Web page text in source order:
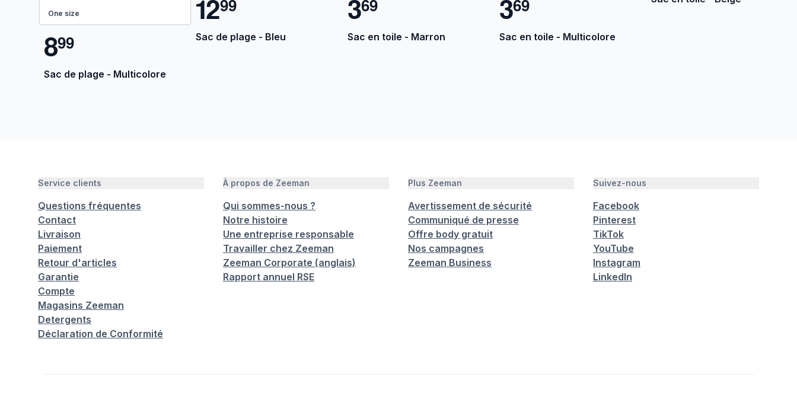
One size
899
Sac de plage - Multicolore
1299
Sac de plage - Bleu
369
Sac en toile - Marron
369
Sac en toile - Multicolore
Service clients
Questions fréquentes
Contact
Livraison
Paiement
Retour d'articles
Garantie
Compte
Magasins Zeeman
Detergents
Déclaration de Conformité
À propos de Zeeman
Qui sommes-nous ?
Notre histoire
Une entreprise responsable
Travailler chez Zeeman
Zeeman Corporate (anglais)
Rapport annuel RSE
Plus Zeeman
Avertissement de sécurité
Communiqué de presse
Offre body gratuit
Nos campagnes
Zeeman Business
Suivez-nous
Facebook
Pinterest
TikTok
YouTube
Instagram
LinkedIn